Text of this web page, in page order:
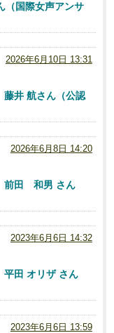
（国際女声アンサ
2026年6月10日 13:31
井 航さん（公認
2026年6月8日 14:20
前田 和男 さん
2023年6月6日 14:32
田 オリザ さん
2023年6月6日 13:59